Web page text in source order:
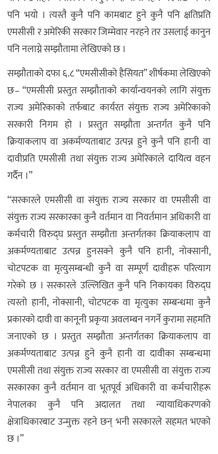
पनि भयो । त्यस्तै कुनै पनि कामबाट हुने कुनै पनि क्षतिप्रति
एमसीसी र अमेरिकी सरकार जिम्मेवार नरहने तर उसलाई कानुन
पनि नलाग्ने सम्झौतामा लेखिएको छ ।
सम्झौताको दफा ६.८ “एमसीसीको हैसियत” शीर्षकमा लेखिएको
छ– “एमसीसी प्रस्तुत सम्झौताको कार्यान्वयनको लागि संयुक्त
राज्य अमेरिकाको तर्फबाट कार्यरत संयुक्त राज्य अमेरिकाको
सरकारी निगम हो । प्रस्तुत सम्झौता अन्तर्गत कुनै पनि
क्रियाकलाप वा अकर्मण्यताबाट उत्पन्न हुने कुनै पनि हानी वा
दावीप्रति एमसीसी तथा संयुक्त राज्य अमेरिकाले दायित्व वहन
गर्दैन ।”
“सरकारले एमसीसी वा संयुक्त राज्य सरकार वा एमसीसी वा
संयुक्त राज्य सरकारका कुनै वर्तमान वा निवर्तमान अधिकारी वा
कर्मचारी विरुद्घ प्रस्तुत सम्झौता अन्तर्गतका क्रियाकलाप वा
अकर्मण्यताबाट उत्पन्न हुनसक्ने कुनै पनि हानी, नोक्सानी,
चोटपटक वा मृत्युसम्बन्धी कुनै वा सम्पूर्ण दावीहरू परित्याग
गरेको छ । सरकारले उल्लिखित कुनै पनि निकायका विरुद्घ
त्यस्तो हानी, नोक्सानी, चोटपटक वा मृत्युका सम्बन्धमा कुनै
प्रकारको दावी वा कानूनी प्रकृया अवलम्बन नगर्ने कुरामा सहमति
जनाएको छ । प्रस्तुत सम्झौता अन्तर्गतका क्रियाकलाप वा
अकर्मण्यताबाट उत्पन्न हुने कुनै हानी वा दावीका सम्बन्धमा
एमसीसी तथा संयुक्त राज्य सरकार वा एमसीसी वा संयुक्त राज्य
सरकारका कुनै वर्तमान वा भूतपूर्व अधिकारी वा कर्मचारीहरू
नेपालका कुनै पनि अदालत तथा न्यायाधिकरणको
क्षेत्राधिकारबाट उन्मुक्त रहने छन् भनी सरकारले सहमत भएको
छ ।”